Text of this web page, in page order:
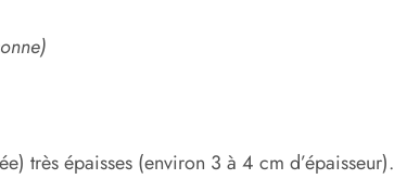
très épaisses (environ 3 à 4 cm d’épaisseur).